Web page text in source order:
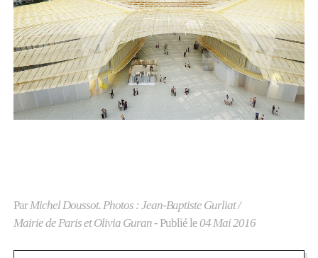
ParMichel Doussot. Photos : Jean-Baptiste Gurliat /
Mairie de Paris et Olivia Guran- Publié le04 Mai 2016